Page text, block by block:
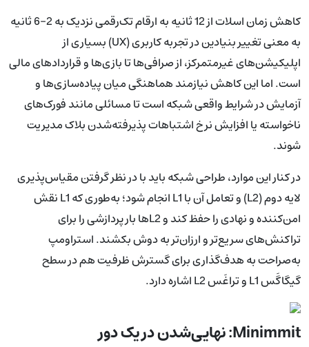
کاهش زمان اسلات از 12 ثانیه به ارقام تک‌رقمی نزدیک به 2-6 ثانیه
به معنی تغییر بنیادین در تجربه کاربری (UX) بسیاری از
اپلیکیشن‌های غیرمتمرکز، از صرافی‌ها تا بازی‌ها و قراردادهای مالی
است. اما این کاهش نیازمند هماهنگی میان پیاده‌سازی‌ها و
آزمایش در شرایط واقعی شبکه است تا مسائلی مانند فورک‌های
ناخواسته یا افزایش نرخ اشتباهات پذیرفته‌شدن بلاک مدیریت
شوند.
در کنار این موارد، طراحی شبکه باید با در نظر گرفتن مقیاس‌پذیری
لایه دوم (L2) و تعامل آن با L1 انجام شود؛ به‌طوری که L1 نقش
امن‌کننده و نهادی را حفظ کند و L2ها بار پردازشی را برای
تراکنش‌های سریع‌تر و ارزان‌تر به دوش بکشند. استراومپ
به‌صراحت به هدف‌گذاری برای گسترش ظرفیت هم در سطح
گیگاگَس L1 و تراغَس L2 اشاره دارد.
Minimmit: نهایی‌شدن در یک دور